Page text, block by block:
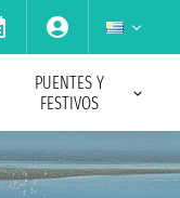
PUENTES Y
FESTIVOS